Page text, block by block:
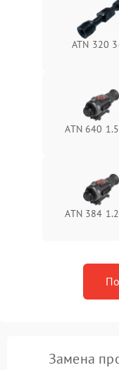
Неисправность
защиты от замыкания
Поломка системы
от перенапряжения
ATN 320
ATN 640
ATN 384
Замена